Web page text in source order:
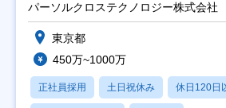
パーソルクロステクノロジー株式会社
東京都
450万~1000万
正社員採用 土日祝休み 休日120日